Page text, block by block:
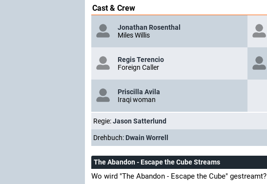
Cast & Crew
Jonathan Rosenthal
Miles Willis
Regis Terencio
Foreign Caller
Priscilla Avila
Iraqi woman
Regie:Jason Satterlund
Drehbuch: Dwain Worrell
The Abandon - Escape the Cube Streams
Wo wird "The Abandon - Escape the Cube" gestreamt?